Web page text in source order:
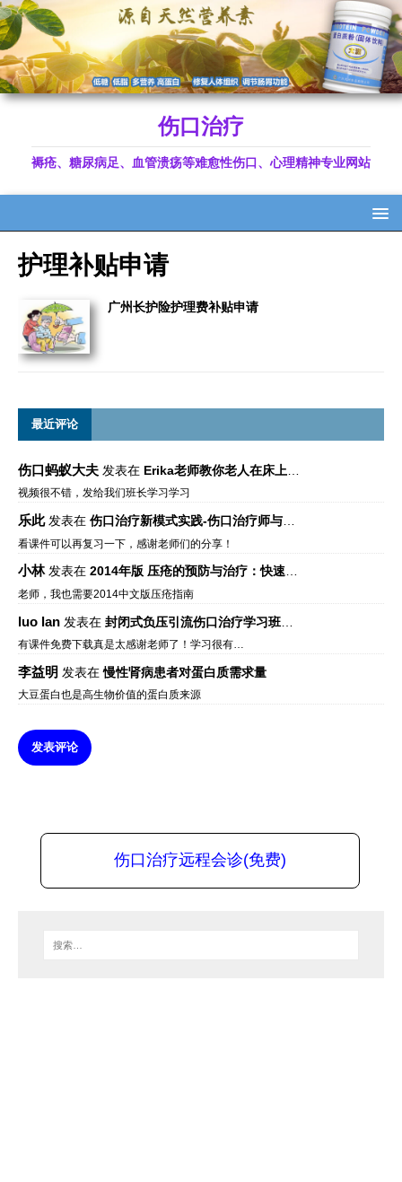
伤口治疗
褥疮、糖尿病足、血管溃疡等难愈性伤口、心理精神专业网站
护理补贴申请
广州长护险护理费补贴申请
最近评论
伤口蚂蚁大夫 发表在 Erika老师教你老人在床上如何左右翻身
视频很不错，发给我们班长学习学习
乐此发表在 伤口治疗新模式实践-伤口治疗师与伤口专科
看课件可以再复习一下，感谢老师们的分享！
小林发表在 2014年版 压疮的预防与治疗：快速参考指南 – 中文版、英文版、芬兰语版、葡萄牙语版
老师，我也需要2014中文版压疮指南
luo lan 发表在 封闭式负压引流伤口治疗学习班课件资料免费下载
有课件免费下载真是太感谢老师了！学习很有…
李益明 发表在慢性肾病患者对蛋白质需求量
大豆蛋白也是高生物价值的蛋白质来源
发表评论
伤口治疗远程会诊(免费)